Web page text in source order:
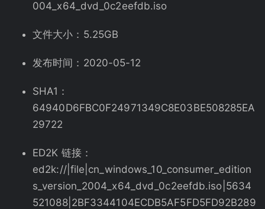
004_x64_dvd_0c2eefdb.iso
文件大小：5.25GB
发布时间：2020-05-12
SHA1：
64940D6FBC0F24971349C8E03BE508285EA
29722
ED2K 链接：
ed2k://|file|cn_windows_10_consumer_edition
s_version_2004_x64_dvd_0c2eefdb.iso|5634
521088|2BF3344104ECDB5AF5FD5FD92B289